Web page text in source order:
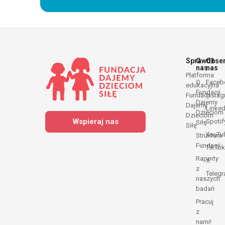
Wspieraj nas
Sprawdź
Platforma
edukacyjna
Fundacji
Dajemy
Dzieciom
Siłę
O
nas
O
Fundacji
Dajemy
Dzieciom
Siłę
Struktura
Fundacji
Raporty
z
naszych
badań
Pracuj
z
nami!
nas
TikTok
X